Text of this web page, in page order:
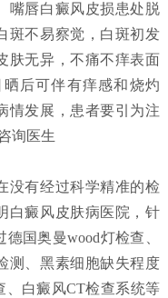
嘴唇白癜风皮损患处脱
斑不易察觉，白斑初发
肤无异，不痛不痒表面
后可伴有痒感和烧灼
情发展，患者要引为注
询医生
没有经过科学精准的检
白癜风皮肤病医院，针
国奥曼wood灯检查、
测、黑素细胞缺失程度
、白癜风CT检查系统等